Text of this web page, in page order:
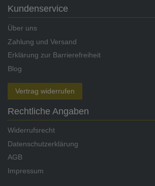
Kundenservice
Über uns
Zahlung und Versand
Erklärung zur Barrierefreiheit
Blog
Vertrag widerrufen
Rechtliche Angaben
Widerrufsrecht
Datenschutzerklärung
AGB
Impressum